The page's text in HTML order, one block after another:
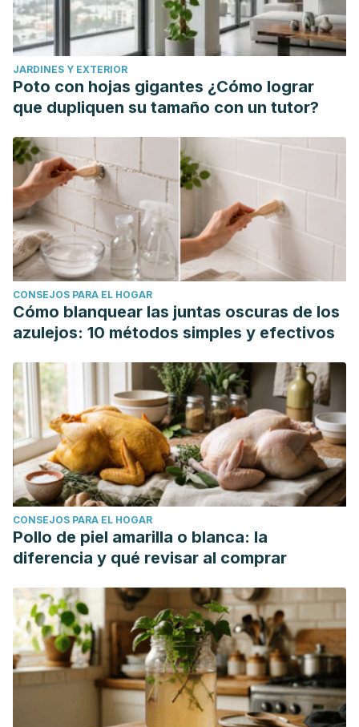
methanolic extract of Euphorbia milii.BMC complementary
and alternative medicine
,15(1), 1-11.
Municipalidad de Miraflores. Corona de Cristo.
Municipalidad de Miraflores
https://www.miraflores.gob.pe/parque-
Naturaleza Tropical. Mis plantas no florecen. ¿Por qué?
Naturaleza Tropical . https://naturalezatropical.com/mis-
plantas-no-florecen/
Revista Vinculando. (2008). El Neem en la salud animal y
en el control de plagas.
Revista Vinculando.
https://vinculando.org/articulos/
JARDINES Y EXTERIOR
Poto con hojas gigantes ¿Cómo lograr
que dupliquen su tamaño con un tutor?
CONSEJOS PARA EL HOGAR
Cómo blanquear las juntas oscuras de los
azulejos: 10 métodos simples y efectivos
CONSEJOS PARA EL HOGAR
Pollo de piel amarilla o blanca: la
diferencia y qué revisar al comprar